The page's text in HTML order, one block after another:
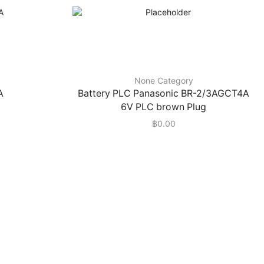
None Category
Battery PLC Panasonic BR-2/3AGCT4A
6V PLC brown Plug
฿0.00